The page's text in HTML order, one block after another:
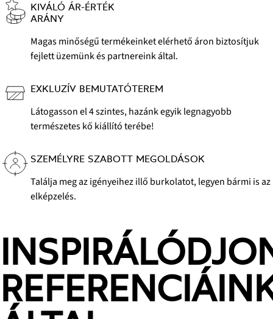
KIVÁLÓ ÁR-ÉRTÉK
ARÁNY
Magas minőségű termékeinket elérhető áron biztosítjuk
fejlett üzemünk és partnereink által.
EXKLUZÍV BEMUTATÓTEREM
Látogasson el 4 szintes, hazánk egyik legnagyobb
természetes kő kiállító terébe!
SZEMÉLYRE SZABOTT MEGOLDÁSOK
Találja meg az igényeihez illő burkolatot, legyen bármi is az
elképzelés.